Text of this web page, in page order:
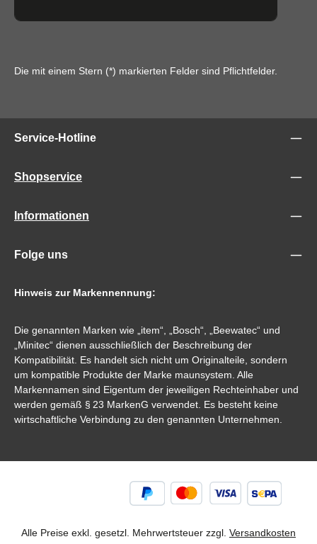
Die mit einem Stern (*) markierten Felder sind Pflichtfelder.
Service-Hotline
Shopservice
Informationen
Folge uns
Hinweis zur Markennennung:
Die genannten Marken wie „item“, „Bosch“, „Beewatec“ und
„Minitec“ dienen ausschließlich der Beschreibung der
Kompatibilität. Es handelt sich nicht um Originalteile, sondern
um kompatible Produkte der Marke maunsystem. Alle
Markennamen sind Eigentum der jeweiligen Rechteinhaber und
werden gemäß § 23 MarkenG verwendet. Es besteht keine
wirtschaftliche Verbindung zu den genannten Unternehmen.
Alle Preise exkl. gesetzl. Mehrwertsteuer zzgl. Versandkosten